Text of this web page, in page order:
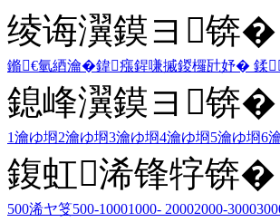
绫诲瀷鏌ヨ锛�
鏅€氫綇瀹�鍏瘬鍟嗛摵鍐欏瓧妤� 鍒
鎴峰瀷鏌ヨ锛�
1瀹ゆ埛2瀹ゆ埛3瀹ゆ埛4瀹ゆ埛5瀹ゆ埛6
鍑虹浠锋牸锛�
500浠ヤ笅500-10001000- 20002000-3000